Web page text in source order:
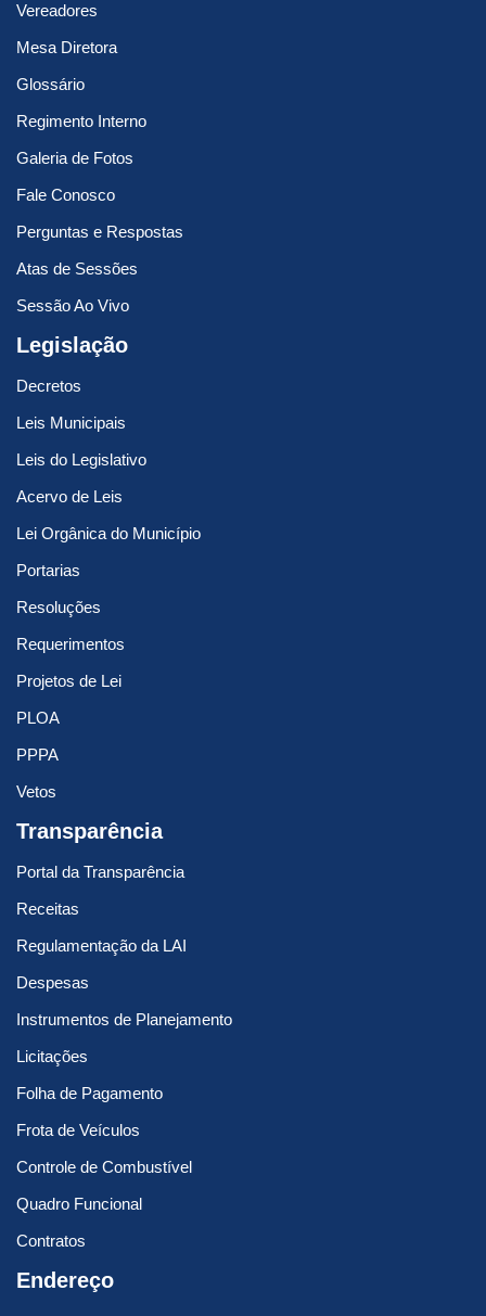
Vereadores
Mesa Diretora
Glossário
Regimento Interno
Galeria de Fotos
Fale Conosco
Perguntas e Respostas
Atas de Sessões
Sessão Ao Vivo
Legislação
Decretos
Leis Municipais
Leis do Legislativo
Acervo de Leis
Lei Orgânica do Município
Portarias
Resoluções
Requerimentos
Projetos de Lei
PLOA
PPPA
Vetos
Transparência
Portal da Transparência
Receitas
Regulamentação da LAI
Despesas
Instrumentos de Planejamento
Licitações
Folha de Pagamento
Frota de Veículos
Controle de Combustível
Quadro Funcional
Contratos
Endereço